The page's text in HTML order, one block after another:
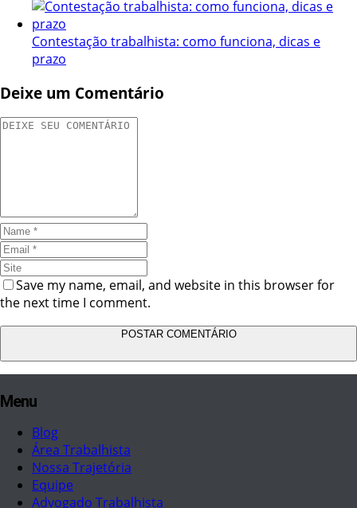
Contestação trabalhista: como funciona, dicas e
prazo
Deixe um Comentário
Save my name, email, and website in this browser for
the next time I comment.
Menu
Blog
Área Trabalhista
Nossa Trajetória
Equipe
Advogado Trabalhista